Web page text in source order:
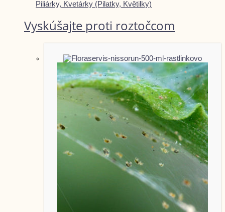
Piliárky, Kvetárky (Pilatky, Květilky)
Vyskúšajte proti roztočcom